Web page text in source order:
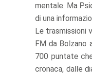
mentale. Ma
di una
Le trasmissioni
FM da Bolzano
700 puntate
cronaca, dalle